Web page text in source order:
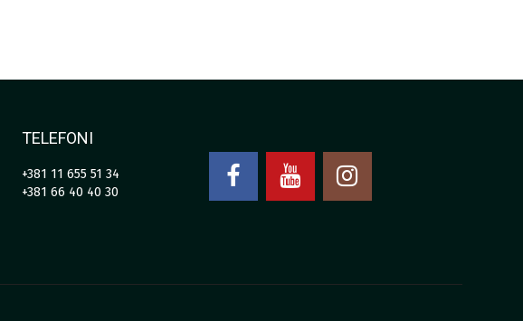
TELEFONI
+381 11 655 51 34
+381 66 40 40 30